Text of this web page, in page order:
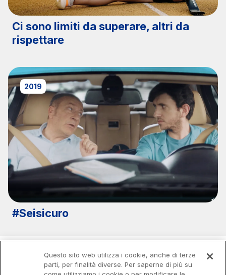
Ci sono limiti da superare, altri da
rispettare
2019
#Seisicuro
Questo sito web utilizza i cookie, anche di terze
parti, per finalità diverse. Per saperne di più su